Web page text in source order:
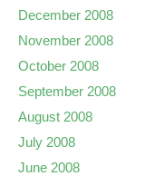
December 2008
November 2008
October 2008
September 2008
August 2008
July 2008
June 2008